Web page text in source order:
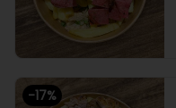
-17%